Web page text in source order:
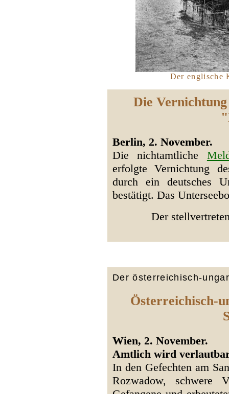
Der englische
Die
Berlin, 2. November.
Die nichtamtliche
erfolgte Vernichtung
durch ein deutsches
bestätigt. Das
Der
Der österreichisch-
Österreichisch-
Wien, 2. November.
Amtlich wird
In den Gefechten am
Rozwadow, schwere